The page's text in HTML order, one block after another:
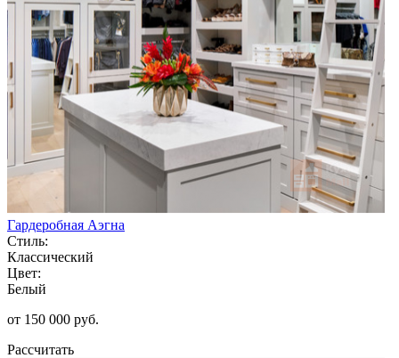
Гардеробная Аэгна
Стиль:
Классический
Цвет:
Белый
от 150 000 руб.
Рассчитать